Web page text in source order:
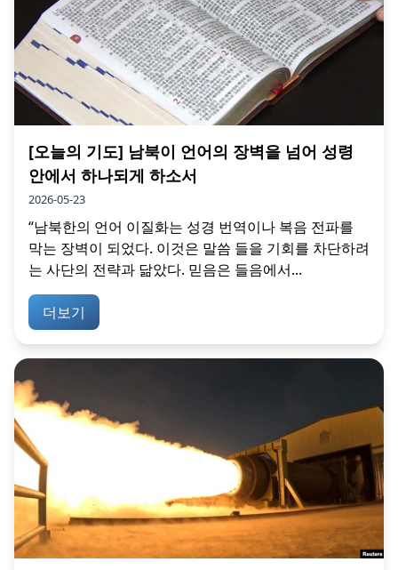
[오늘의 기도] 남북이 언어의 장벽을 넘어 성령
안에서 하나되게 하소서
2026-05-23
“남북한의 언어 이질화는 성경 번역이나 복음 전파를
막는 장벽이 되었다. 이것은 말씀 들을 기회를 차단하려
는 사단의 전략과 닮았다. 믿음은 들음에서...
더보기